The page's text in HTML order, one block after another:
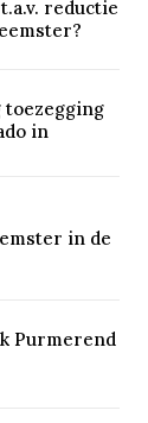
reductie
in
in de
Purmerend